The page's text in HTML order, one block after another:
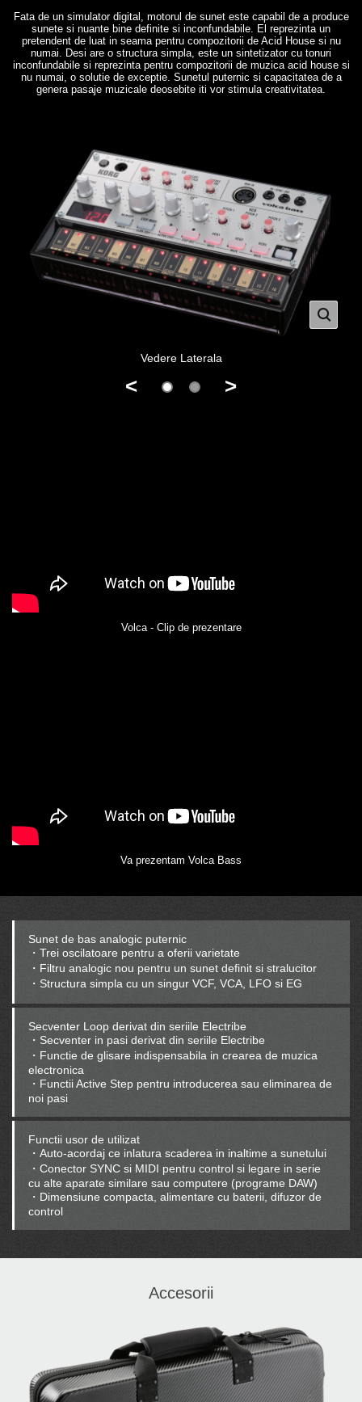
Fata de un simulator digital, motorul de sunet este capabil de a produce
sunete si nuante bine definite si inconfundabile. El reprezinta un
pretendent de luat in seama pentru compozitorii de Acid House si nu
numai. Desi are o structura simpla, este un sintetizator cu tonuri
inconfundabile si reprezinta pentru compozitorii de muzica acid house si
nu numai, o solutie de exceptie. Sunetul puternic si capacitatea de a
genera pasaje muzicale deosebite iti vor stimula creativitatea.
Vedere Laterala
< >
Volca - Clip de prezentare
Va prezentam Volca Bass
Sunet de bas analogic puternic
・Trei oscilatoare pentru a oferii varietate
・Filtru analogic nou pentru un sunet definit si stralucitor
・Structura simpla cu un singur VCF, VCA, LFO si EG
Secventer Loop derivat din seriile Electribe
​・Secventer in pasi derivat din seriile Electribe
・Functie de glisare indispensabila in crearea de muzica
electronica
・Functii Active Step pentru introducerea sau eliminarea de
noi pasi
Functii usor de utilizat
・Auto-acordaj ce inlatura scaderea in inaltime a sunetului
・Conector SYNC si MIDI pentru control si legare in serie
cu alte aparate similare sau computere (programe DAW)
・Dimensiune compacta, alimentare cu baterii, difuzor de
control
Accesorii